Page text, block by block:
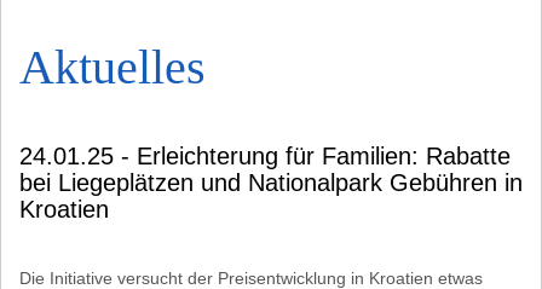
Aktuelles
24.01.25 - Erleichterung für Familien: Rabatte
bei Liegeplätzen und Nationalpark Gebühren in
Kroatien
Die Initiative versucht der Preisentwicklung in Kroatien etwas